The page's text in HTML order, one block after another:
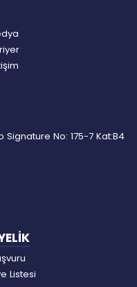
Listesi
No: 175-7 Kat:B4